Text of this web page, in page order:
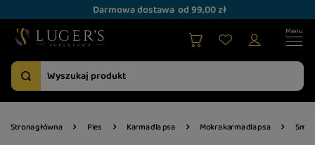
Darmowa dostawa od 99,00 zł
Strona główna Pies Karma dla psa Mokra karma dla psa Smak